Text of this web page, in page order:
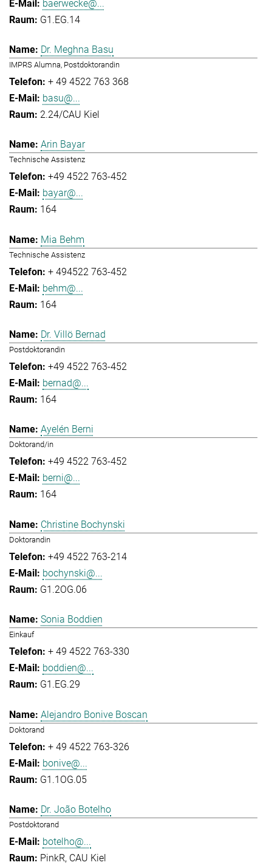
baerwecke@...
G1.EG.14
Dr. Meghna Basu
IMPRS Alumna, Postdoktorandin
+ 49 4522 763 368
basu@...
2.24/CAU Kiel
Arin Bayar
Technische Assistenz
+49 4522 763-452
bayar@...
164
Mia Behm
Technische Assistenz
+ 494522 763-452
behm@...
164
Dr. Villö Bernad
Postdoktorandin
+49 4522 763-452
bernad@...
164
Ayelén Berni
Doktorand/in
+49 4522 763-452
berni@...
164
Christine Bochynski
Doktorandin
+49 4522 763-214
bochynski@...
G1.2OG.06
Sonia Boddien
Einkauf
+ 49 4522 763-330
boddien@...
G1.EG.29
Alejandro Bonive Boscan
Doktorand
+ 49 4522 763-326
bonive@...
G1.1OG.05
Dr. João Botelho
Postdoktorand
botelho@...
PinkR, CAU Kiel